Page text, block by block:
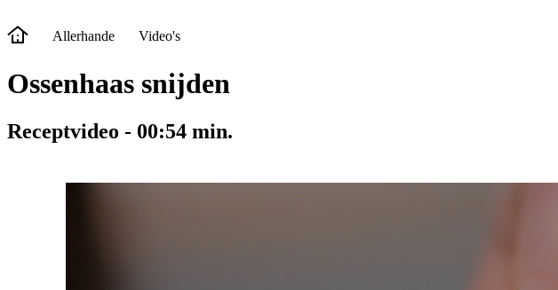
Allerhande Video's
Ossenhaas snijden
Receptvideo - 00:54 min.